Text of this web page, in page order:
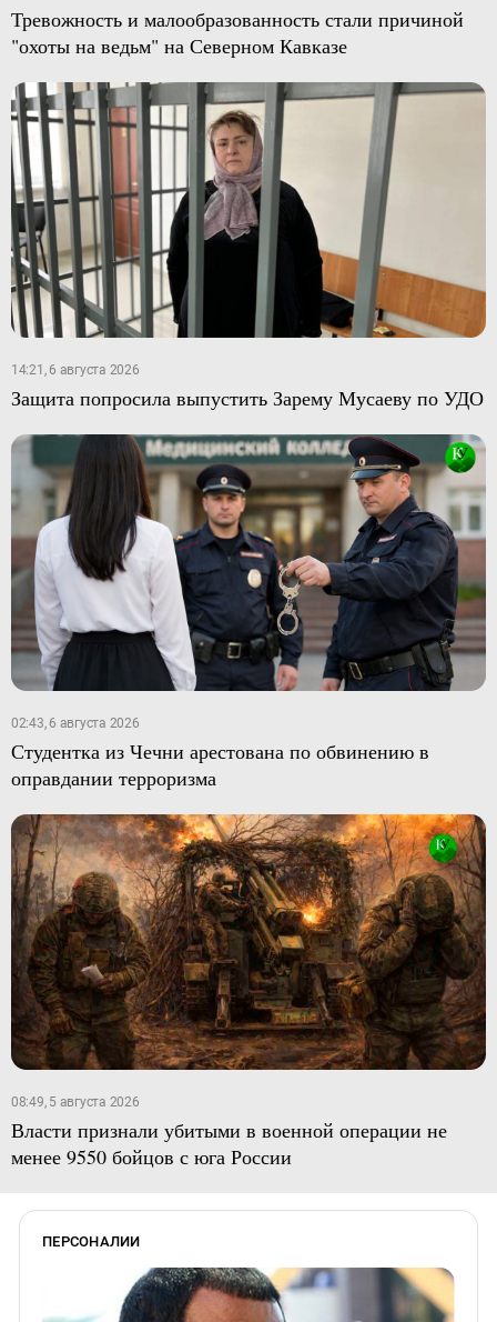
Тревожность и малообразованность стали причиной
"охоты на ведьм" на Северном Кавказе
14:21, 6 августа 2026
Защита попросила выпустить Зарему Мусаеву по УДО
02:43, 6 августа 2026
Студентка из Чечни арестована по обвинению в
оправдании терроризма
08:49, 5 августа 2026
Власти признали убитыми в военной операции не
менее 9550 бойцов с юга России
ПЕРСОНАЛИИ